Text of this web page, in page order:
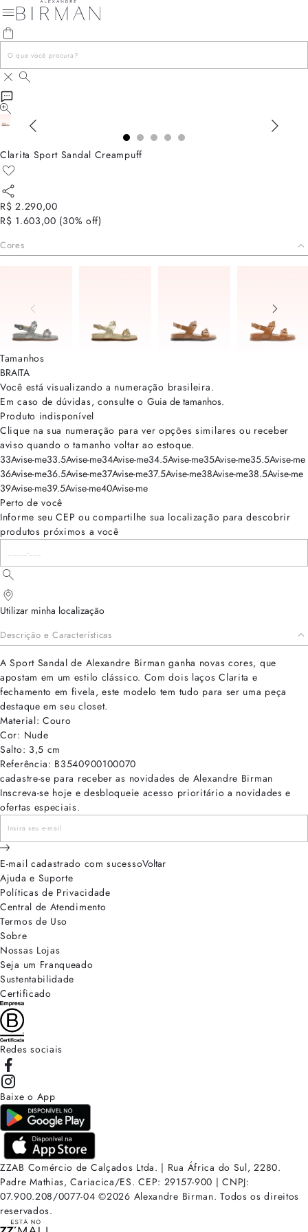
Clarita Sport Sandal Creampuff
R$ 2.290,00
R$ 1.603,00 (30% off)
Cores
Tamanhos
BRAITA
Você está visualizando a numeração brasileira.
Em caso de dúvidas, consulte o Guia de tamanhos.
Produto indisponível
Clique na sua numeração para ver opções similares ou receber
aviso quando o tamanho voltar ao estoque.
33Avise-me33.5Avise-me34Avise-me34.5Avise-me35Avise-me35.5Avise-me
36Avise-me36.5Avise-me37Avise-me37.5Avise-me38Avise-me38.5Avise-me
39Avise-me39.5Avise-me40Avise-me
Perto de você
Informe seu CEP ou compartilhe sua localização para descobrir
produtos próximos a você
Utilizar minha localização
Descrição e Características
A Sport Sandal de Alexandre Birman ganha novas cores, que
apostam em um estilo clássico. Com dois laços Clarita e
fechamento em fivela, este modelo tem tudo para ser uma peça
destaque em seu closet.
Material: Couro
Cor: Nude
Salto: 3,5 cm
Referência: B3540900100070
cadastre-se para receber as novidades de Alexandre Birman
Inscreva-se hoje e desbloqueie acesso prioritário a novidades e
ofertas especiais.
E-mail cadastrado com sucessoVoltar
Ajuda e Suporte
Políticas de Privacidade
Central de Atendimento
Termos de Uso
Sobre
Nossas Lojas
Seja um Franqueado
Sustentabilidade
Certificado
Redes sociais
Baixe o App
ZZAB Comércio de Calçados Ltda. | Rua África do Sul, 2280.
Padre Mathias, Cariacica/ES. CEP: 29157-900 | CNPJ:
07.900.208/0077-04 ©2026 Alexandre Birman. Todos os direitos
reservados.